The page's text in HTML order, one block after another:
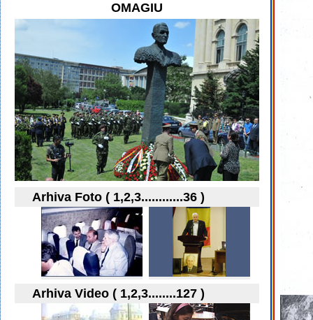
OMAGIU
Arhiva Foto ( 1,2,3............36 )
Arhiva Video ( 1,2,3........127 )